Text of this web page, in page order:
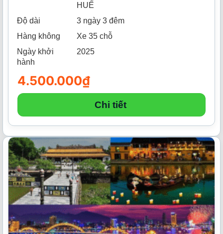
HUẾ
Độ dài
3 ngày 3 đêm
Hàng không
Xe 35 chỗ
Ngày khởi
hành
2025
4.500.000₫
Chi tiết